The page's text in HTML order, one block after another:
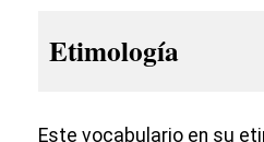
Etimología
Este vocabulario en su